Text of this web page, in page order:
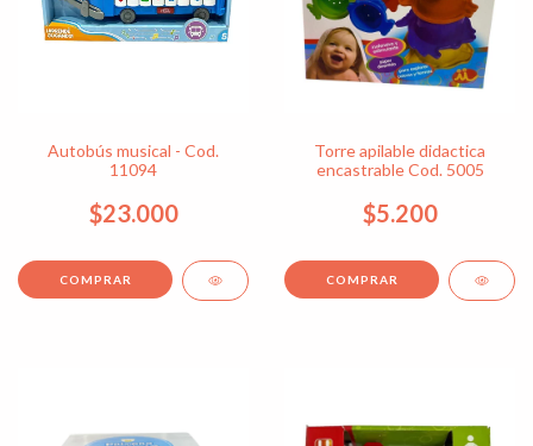
Autobús musical - Cod.
11094
$23.000
Torre apilable didactica
encastrable Cod. 5005
$5.200